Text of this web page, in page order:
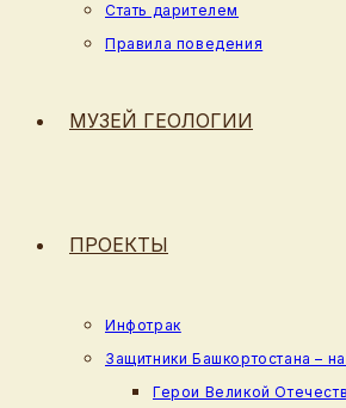
Стать дарителем
Правила поведения
МУЗЕЙ ГЕОЛОГИИ
ПРОЕКТЫ
Инфотрак
Защитники Башкортостана –
Герои Великой